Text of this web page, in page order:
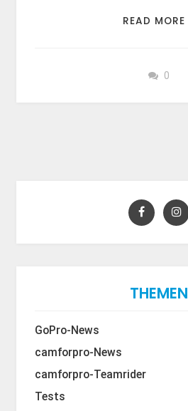
READ MORE
0
THEMEN
GoPro-News
camforpro-News
camforpro-Teamrider
Tests